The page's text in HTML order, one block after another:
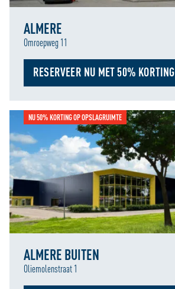
ALMERE
Omroepweg 11
RESERVEER NU MET 50% KORTING
NU 50% KORTING OP OPSLAGRUIMTE
ALMERE BUITEN
Oliemolenstraat 1